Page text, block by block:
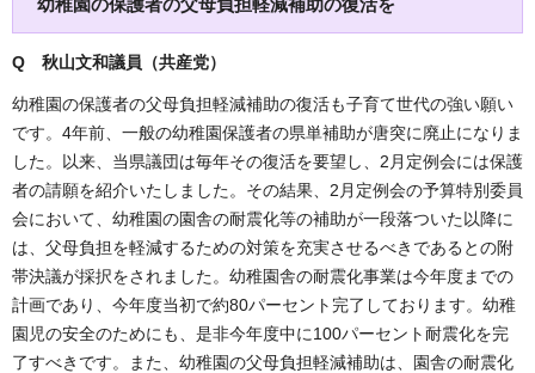
Q 秋山文和議員（共産党）
幼稚園の保護者の父母負担軽減補助の復活も子育て世代の強い願い
です。4年前、一般の幼稚園保護者の県単補助が唐突に廃止になりま
した。以来、当県議団は毎年その復活を要望し、2月定例会には保護
者の請願を紹介いたしました。その結果、2月定例会の予算特別委員
会において、幼稚園の園舎の耐震化等の補助が一段落ついた以降に
は、父母負担を軽減するための対策を充実させるべきであるとの附
帯決議が採択をされました。幼稚園舎の耐震化事業は今年度までの
計画であり、今年度当初で約80パーセント完了しております。幼稚
園児の安全のためにも、是非今年度中に100パーセント耐震化を完
了すべきです。また、幼稚園の父母負担軽減補助は、園舎の耐震化